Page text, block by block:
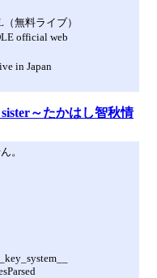
無料ライブ）
official web
in Japan
～たかはし智秋情
。